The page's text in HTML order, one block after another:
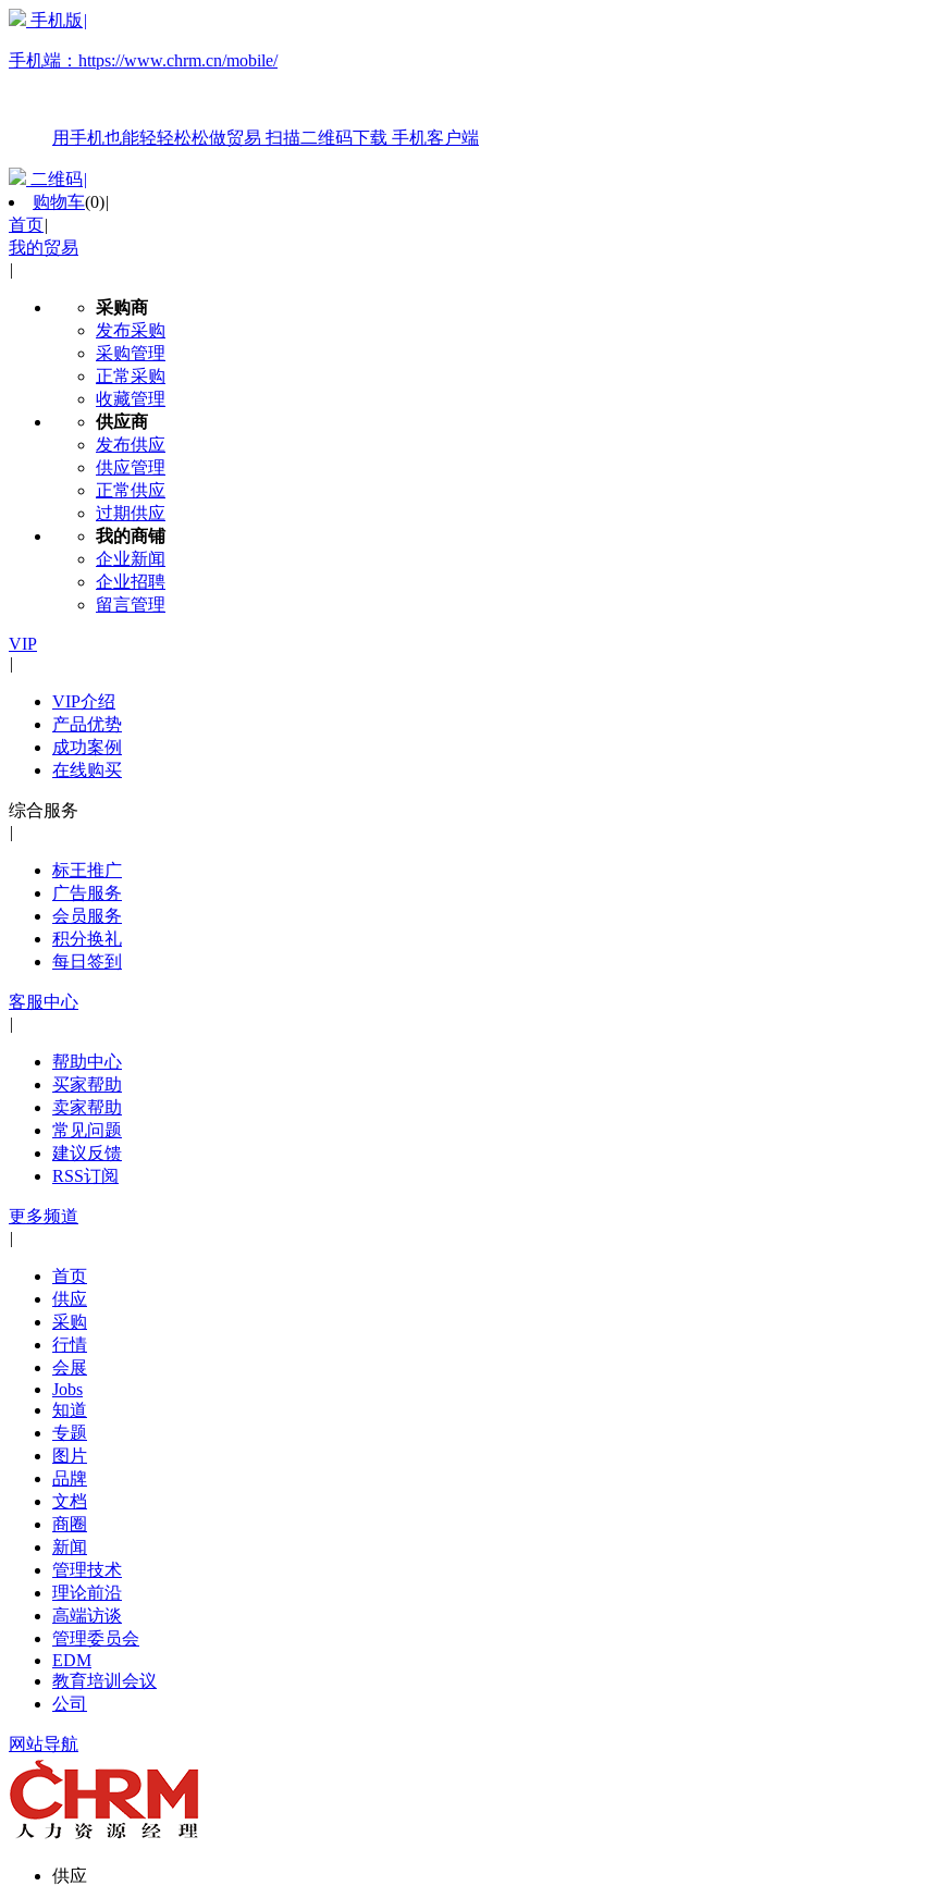
手机版 |
手机端： https://www.chrm.cn/mobile/
用手机也能轻轻松松做贸易 扫描二维码下载 手机客户端
二维码|
购物车(0)|
首页|
我的贸易
|
采购商
发布采购
采购管理
正常采购
收藏管理
供应商
发布供应
供应管理
正常供应
过期供应
我的商铺
企业新闻
企业招聘
留言管理
VIP
|
VIP介绍
产品优势
成功案例
在线购买
综合服务
|
标王推广
广告服务
会员服务
积分换礼
每日签到
客服中心
|
帮助中心
买家帮助
卖家帮助
常见问题
建议反馈
RSS订阅
更多频道
|
首页
供应
采购
行情
会展
Jobs
知道
专题
图片
品牌
文档
商圈
新闻
管理技术
理论前沿
高端访谈
管理委员会
EDM
教育培训会议
公司
网站导航
供应